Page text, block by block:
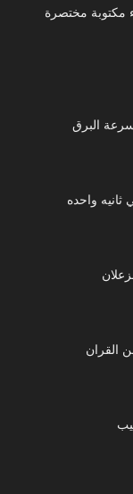
مكتوبة مختصرة
البرق
واحده
القران